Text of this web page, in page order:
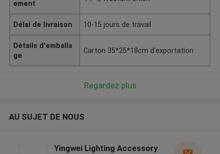
ement
Délai de livraison 10-15 jours de travail
Détails d'emballa
ge
Carton 35*25*18cm d'exportation
Regardez plus
AU SUJET DE NOUS
Yingwei Lighting Accessory